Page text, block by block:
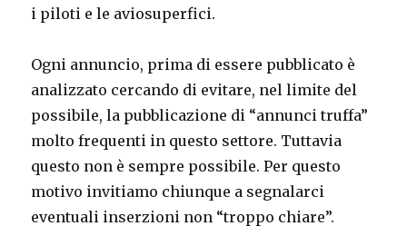
i piloti e le aviosuperfici.
Ogni annuncio, prima di essere pubblicato è
analizzato cercando di evitare, nel limite del
possibile, la pubblicazione di “annunci truffa”
molto frequenti in questo settore. Tuttavia
questo non è sempre possibile. Per questo
motivo invitiamo chiunque a segnalarci
eventuali inserzioni non “troppo chiare”.